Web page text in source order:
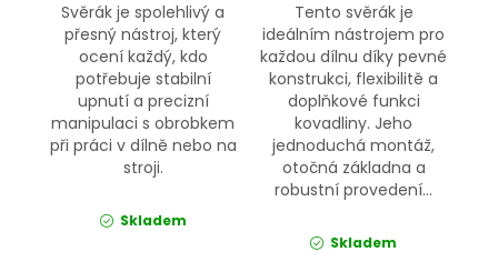
Svěrák je spolehlivý a
přesný nástroj, který
ocení každý, kdo
potřebuje stabilní
upnutí a precizní
manipulaci s obrobkem
při práci v dílně nebo na
stroji.
Skladem
Tento svěrák je
ideálním nástrojem pro
každou dílnu díky pevné
konstrukci, flexibilitě a
doplňkové funkci
kovadliny. Jeho
jednoduchá montáž,
otočná základna a
robustní provedení...
Skladem